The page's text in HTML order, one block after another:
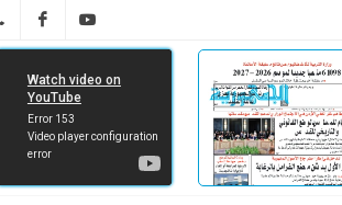
YT
FB